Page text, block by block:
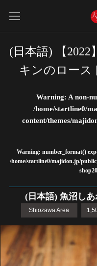
(日本語) 【
キンのロース
Warning: A non-
/home/startline0/
content/themes/
Warning: number_format()
/home/startline0/majidon.jp/
(日本語) 魚沼し
Shiozawa Area